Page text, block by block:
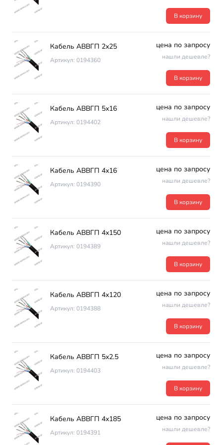
В корзину
Кабель АВВГП 2х25
Артикул: 0194360
цена по запросу
нашли дешевле?
В корзину
Кабель АВВГП 5х16
Артикул: 0194402
цена по запросу
нашли дешевле?
В корзину
Кабель АВВГП 4х16
Артикул: 0194390
цена по запросу
нашли дешевле?
В корзину
Кабель АВВГП 4х150
Артикул: 0194389
цена по запросу
нашли дешевле?
В корзину
Кабель АВВГП 4х120
Артикул: 0194388
цена по запросу
нашли дешевле?
В корзину
Кабель АВВГП 5х2.5
Артикул: 0194403
цена по запросу
нашли дешевле?
В корзину
Кабель АВВГП 4х185
Артикул: 0194391
цена по запросу
нашли дешевле?